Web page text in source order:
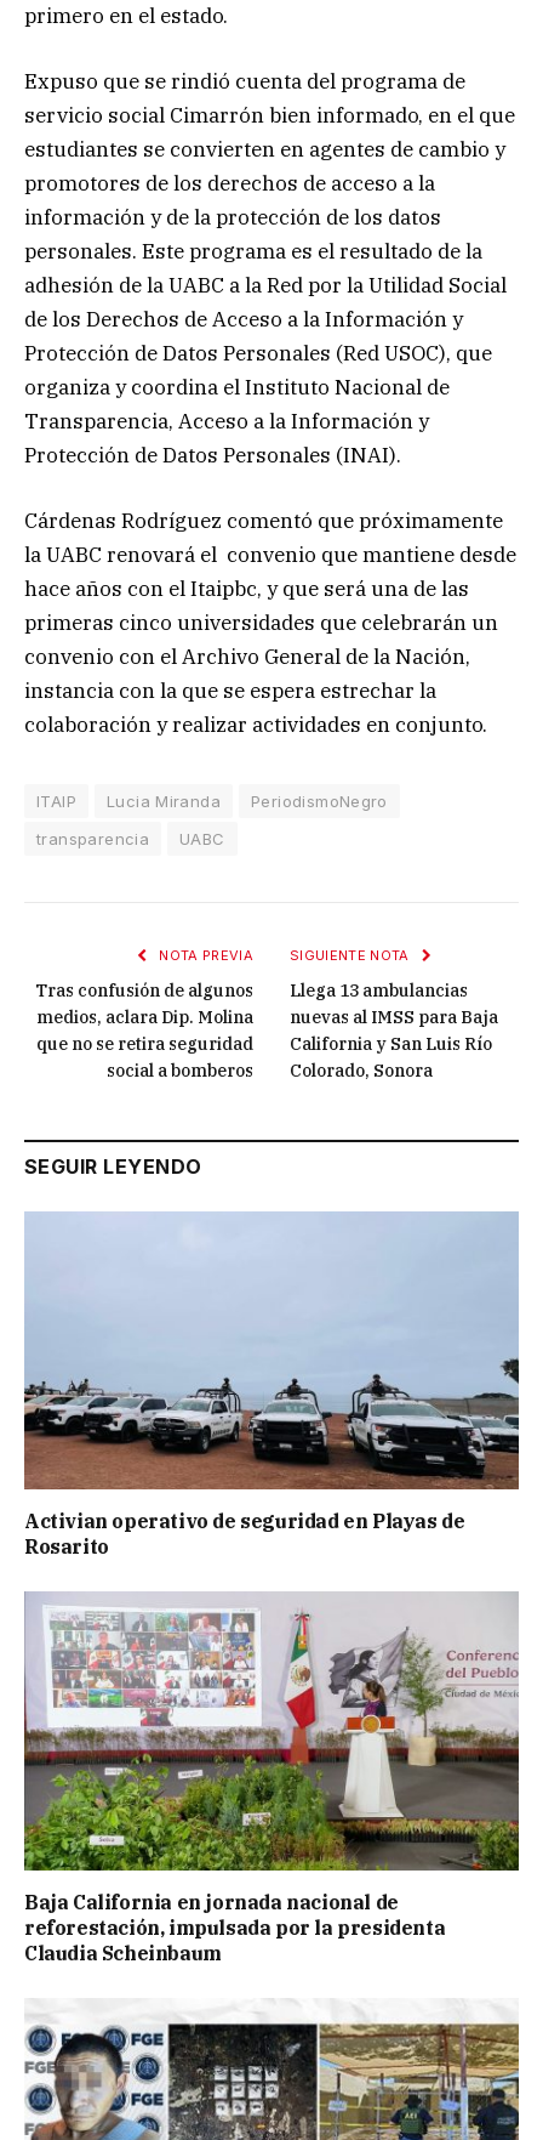
primero en el estado.
Expuso que se rindió cuenta del programa de
servicio social Cimarrón bien informado, en el que
estudiantes se convierten en agentes de cambio y
promotores de los derechos de acceso a la
información y de la protección de los datos
personales. Este programa es el resultado de la
adhesión de la UABC a la Red por la Utilidad Social
de los Derechos de Acceso a la Información y
Protección de Datos Personales (Red USOC), que
organiza y coordina el Instituto Nacional de
Transparencia, Acceso a la Información y
Protección de Datos Personales (INAI).
Cárdenas Rodríguez comentó que próximamente
la UABC renovará el convenio que mantiene desde
hace años con el Itaipbc, y que será una de las
primeras cinco universidades que celebrarán un
convenio con el Archivo General de la Nación,
instancia con la que se espera estrechar la
colaboración y realizar actividades en conjunto.
ITAIP Lucia Miranda
PeriodismoNegro
transparencia
UABC
NOTA PREVIA
Tras confusión de algunos
medios, aclara Dip. Molina
que no se retira seguridad
social a bomberos
SIGUIENTE NOTA
Llega 13 ambulancias
nuevas al IMSS para Baja
California y San Luis Río
Colorado, Sonora
SEGUIR LEYENDO
Activian operativo de seguridad en Playas de
Rosarito
Baja California en jornada nacional de
reforestación, impulsada por la presidenta
Claudia Scheinbaum